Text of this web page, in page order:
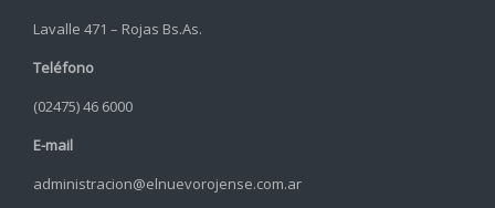
Lavalle 471 – Rojas Bs.As.
Teléfono
(02475) 46 6000
E-mail
administracion@elnuevorojense.com.ar